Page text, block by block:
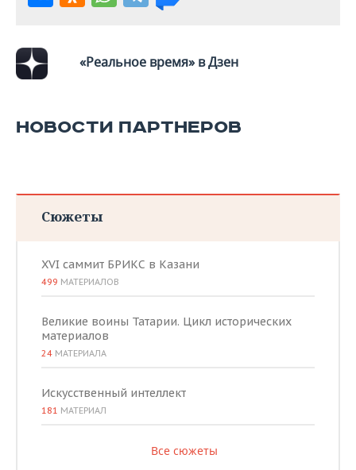
«Реальное время» в Дзен
НОВОСТИ ПАРТНЕРОВ
Сюжеты
XVI саммит БРИКС в Казани
499 МАТЕРИАЛОВ
Великие воины Татарии. Цикл исторических
материалов
24 МАТЕРИАЛА
Искусственный интеллект
181 МАТЕРИАЛ
Все сюжеты